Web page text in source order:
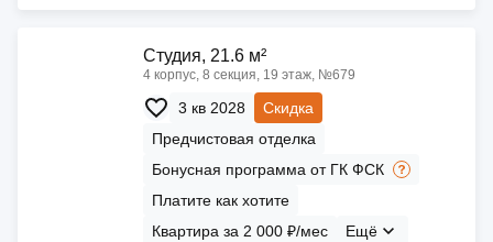
Cтудия, 21.6 м²
4 корпус, 8 секция, 19 этаж, №679
3 кв 2028
Скидка
Предчистовая отделка
Бонусная программа от ГК ФСК
Платите как хотите
Квартира за 2 000 ₽/мес
Ещё